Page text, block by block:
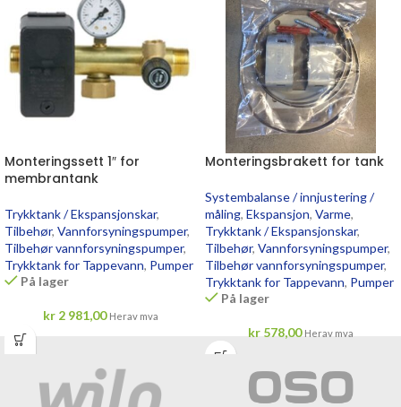
Monteringssett 1″ for
membrantank
Trykktank / Ekspansjonskar,
Tilbehør, Vannforsyningspumper,
Tilbehør vannforsyningspumper,
Trykktank for Tappevann, Pumper
På lager
kr2 981,00 Herav mva
Monteringsbrakett for tank
Systembalanse / innjustering /
måling, Ekspansjon, Varme,
Trykktank / Ekspansjonskar,
Tilbehør, Vannforsyningspumper,
Tilbehør vannforsyningspumper,
Trykktank for Tappevann, Pumper
På lager
kr 578,00 Herav mva